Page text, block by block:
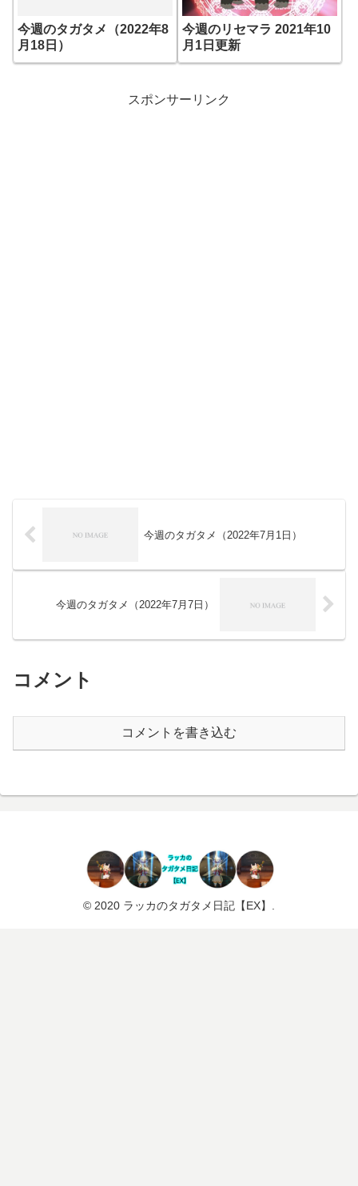
今週のタガタメ（2022年8
月18日）
今週のリセマラ 2021年10
月1日更新
スポンサーリンク
今週のタガタメ（2022年7月1日）
今週のタガタメ（2022年7月7日）
コメント
コメントを書き込む
© 2020 ラッカのタガタメ日記【EX】.